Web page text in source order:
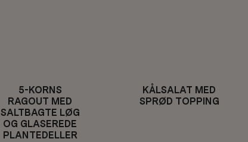
5-KORNS
RAGOUT MED
SALTBAGTE LØG
OG GLASEREDE
PLANTEDELLER
KÅLSALAT MED
SPRØD TOPPING